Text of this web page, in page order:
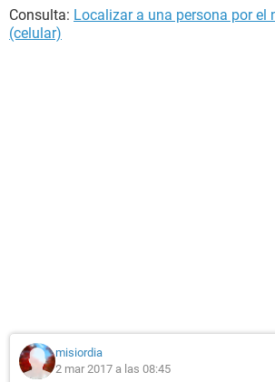
Consulta: Localizar a una persona por el
(celular)
misiordia
2 mar 2017 a las 08:45